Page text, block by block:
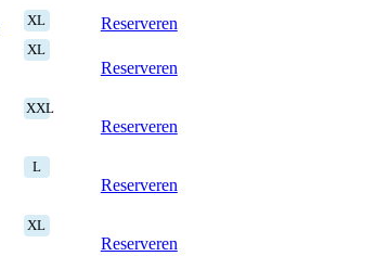
XL
Reserveren
XL
Reserveren
XXL
Reserveren
L
Reserveren
XL
Reserveren